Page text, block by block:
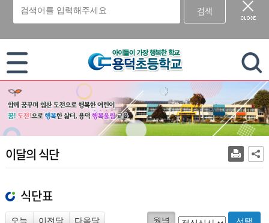
이 누리집은 대한민국 공식 전자정부 누리집입니다.
검색
이달의 식단
식단표
오늘 이전달 다음달 월별